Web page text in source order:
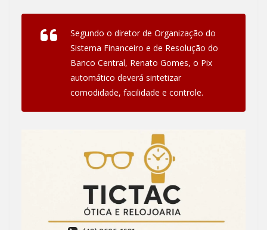
Segundo o diretor de Organização do
Sistema Financeiro e de Resolução do
Banco Central, Renato Gomes, o Pix
automático deverá sintetizar
comodidade, facilidade e controle.